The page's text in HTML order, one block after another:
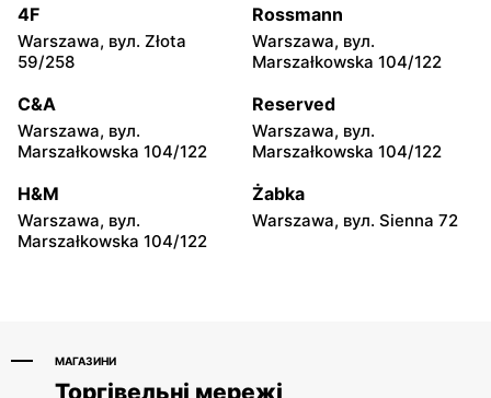
Kickiego 12
Grenadierów 2
ABC
Kochanowskiego 39
ABC
Sołtana 2A
ABC
Samarytanka 3
ABC
Sulejkowska 43
ABC ABC
4F
Warszawa, вул. Złota
59/258
Rossmann
Warszawa, вул.
Marszałkowska 104/122
C&A
Warszawa, вул.
Marszałkowska 104/122
Reserved
Warszawa, вул.
Marszałkowska 104/122
H&M
Warszawa, вул.
Marszałkowska 104/122
Żabka
Warszawa, вул. Sienna 72
МАГАЗИНИ
Торгівельні мережі